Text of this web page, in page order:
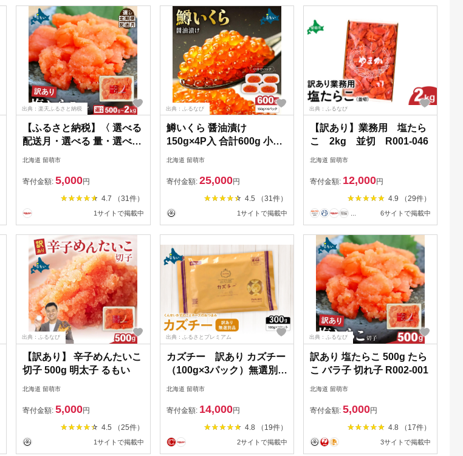
出典：楽天ふるさと納税
【ふるさと納税】〈 選べる
配送月・選べる 量・選べる
回数〉訳あり 塩 たらこ 500
子 切れ子 ひとくち サイズ
切子 つまみ おつまみ ごは
んのお供 おかず パスタ 珍
味 海鮮 魚介 訳アリ わけあ
り
北海道 留萌市
寄付金額:5,000円
4.7 （31件）
1サイトで掲載中
出典：ふるなび
鱒いくら 醤油漬け
150g×4P入 合計600g 小分
け イクラ
北海道 留萌市
寄付金額: 25,000円
4.5 （31件）
1サイトで掲載中
出典：ふるなび
【訳あり】業務用 塩たら
こ 2kg 並切 R001-046
北海道 留萌市
寄付金額: 12,000円
4.9 （29件）
6サイトで掲載中
出典：ふるなび
【訳あり】 辛子めんたいこ
切子 500g 明太子 るもい
北海道 留萌市
寄付金額:5,000円
4.5 （25件）
1サイトで掲載中
出典：ふるさとプレミアム
カズチー 訳あり カズチー
（100g×3パック）無選別品
チーズ かずのこ 数の子
北海道 留萌市
寄付金額: 14,000円
4.8 （19件）
2サイトで掲載中
出典：ふるなび
訳あり 塩たらこ 500g たら
こ バラ子 切れ子 R002-001
北海道 留萌市
寄付金額: 5,000円
4.8 （17件）
3サイトで掲載中